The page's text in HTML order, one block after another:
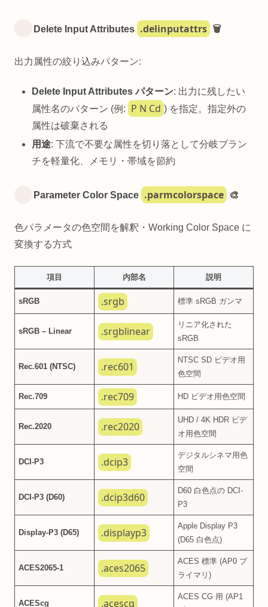
Delete Input Attributes .delinputattrs 🗑️
出力属性の絞り込みパターン:
Delete Input Attributes パターン: 出力に残したい
属性名のパターン (例:
P N Cd ) を指定。指定外の
属性は破棄される
用途: 下流で不要な属性を切り落として分岐ブラン
チを軽量化、メモリ・帯域を節約
Parameter Color Space .parmcolorspace 🎨
色パラメータの色空間を解釈・Working Color Space に
変換する方式
項目 内部名 説明
sRGB .srgb 標準 sRGB ガンマ
sRGB – Linear .srgblinear
リニア化された
sRGB
Rec.601 (NTSC) .rec601
NTSC SD ビデオ用
色空間
Rec.709 .rec709 HD ビデオ用色空間
Rec.2020 .rec2020
UHD / 4K HDR ビデ
オ用色空間
DCI-P3 .dcip3
デジタルシネマ用色
空間
DCI-P3 (D60) .dcip3d60
D60 白色点の DCI-
P3
Display-P3 (D65) .displayp3
Apple Display P3
(D65 白色点)
ACES2065-1 .aces2065
ACES 標準 (AP0 プ
ライマリ)
ACEScg .acescg
ACES CG 用 (AP1